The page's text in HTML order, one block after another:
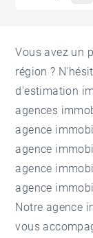
Vous avez un
région ?
d'estimation
agences
agence
agence
agence
agence
Notre agence
vous